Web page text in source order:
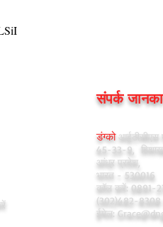
संपर्क
डंग्को आईटीसीएस
45-33-9,
आंध्र प्रदेश,
भारत - 530016
कॉल करें: 0891-
(302)482-8308
ईमेल: